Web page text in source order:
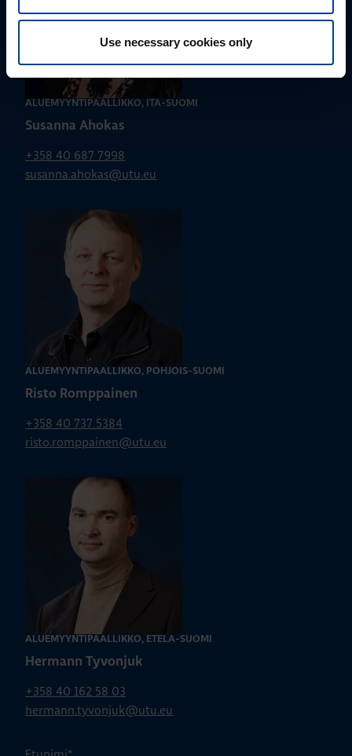
Use necessary cookies only
ALUEMYYNTIPÄÄLLIKKÖ, ITÄ-SUOMI
Susanna Ahokas
+358 40 687 7998
susanna.ahokas@utu.eu
ALUEMYYNTIPÄÄLLIKKÖ, POHJOIS-SUOMI
Risto Romppainen
+358 40 737 5384
risto.romppainen@utu.eu
ALUEMYYNTIPÄÄLLIKKÖ, ETELÄ-SUOMI
Hermann Tyvonjuk
+358 40 162 58 03
hermann.tyvonjuk@utu.eu